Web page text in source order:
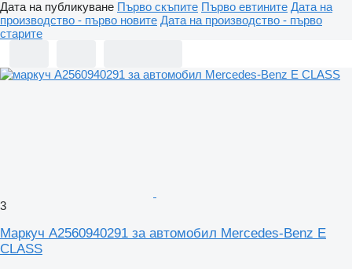
Дата на публикуване Първо скъпите Първо евтините Дата на
производство - първо новите Дата на производство - първо
старите
3
Маркуч A2560940291 за автомобил Mercedes-Benz E
CLASS